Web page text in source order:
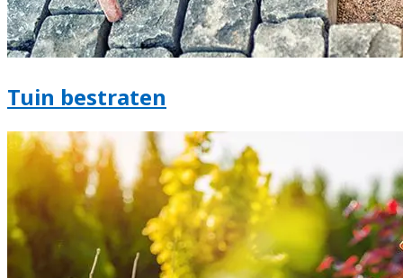
Tuin bestraten